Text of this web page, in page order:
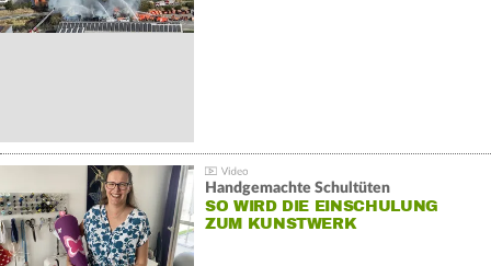
Handgemachte Schultüten
SO WIRD DIE EINSCHULUNG
ZUM KUNSTWERK